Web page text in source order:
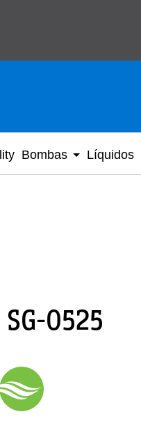
Bombas Líquidos
0525